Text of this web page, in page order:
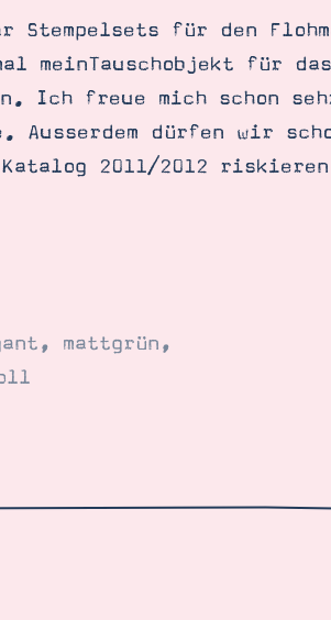
Stempelsets für den
meinTauschobjekt für
Ich freue mich schon
Ausserdem dürfen wir
2011/2012
, mattgrün,